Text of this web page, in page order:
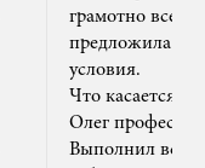
грамотно все
предложила
условия.
Что касается
Олег
Выполнил все